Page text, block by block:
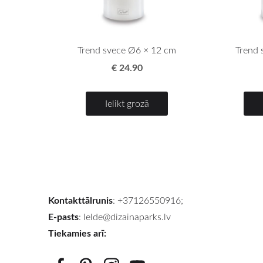
Trend svece Ø6 × 12 cm
€ 24.90
Ielikt grozā
Trend
Kontakttālrunis: +37126550916;
E-pasts: lelde@dizainaparks.lv
Tiekamies arī: